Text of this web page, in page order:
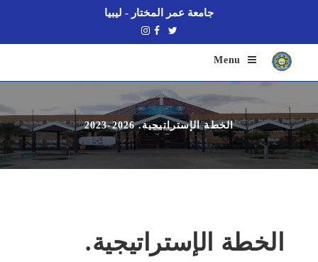
جامعة عمر المختار - ليبيا
Menu
الخطة الإستراتيجية. 2026-2023
الخطة الإستراتيجية.